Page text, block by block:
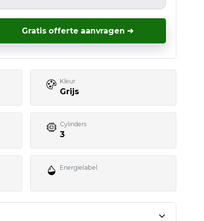
Gratis offerte aanvragen ➜
Kleur
Grijs
Cylinders
3
Energielabel